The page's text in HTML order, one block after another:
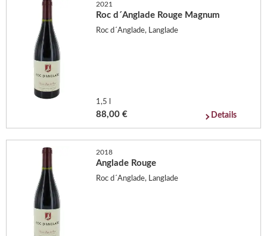
2021
Roc d´Anglade Rouge Magnum
Roc d´Anglade, Langlade
1,5 l
88,00 € Details
2018
Anglade Rouge
Roc d´Anglade, Langlade